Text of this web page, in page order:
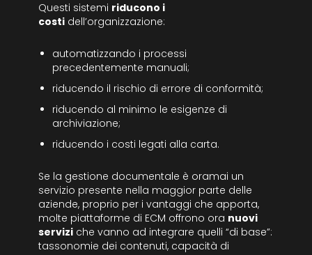
Questi sistemi riducono i
costi dell’organizzazione:
automatizzando i processi
precedentemente manuali;
riducendo il rischio di errore di conformità;
riducendo al minimo le esigenze di
archiviazione;
riducendo i costi legati alla carta.
Se la gestione documentale è oramai un
servizio presente nella maggior parte delle
aziende, proprio per i vantaggi che apporta,
molte piattaforme di ECM offrono ora nuovi
servizi che vanno ad integrare quelli “di base”:
tassonomie dei contenuti, capacità di